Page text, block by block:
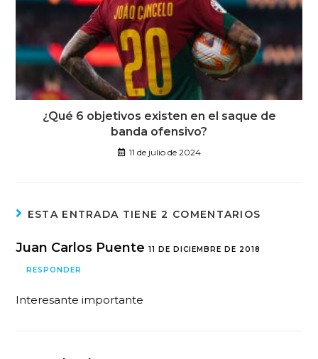
¿Qué 6 objetivos existen en el saque de
banda ofensivo?
11 de julio de 2024
ESTA ENTRADA TIENE 2 COMENTARIOS
Juan Carlos Puente11 DE DICIEMBRE DE 2018
RESPONDER
Interesante importante